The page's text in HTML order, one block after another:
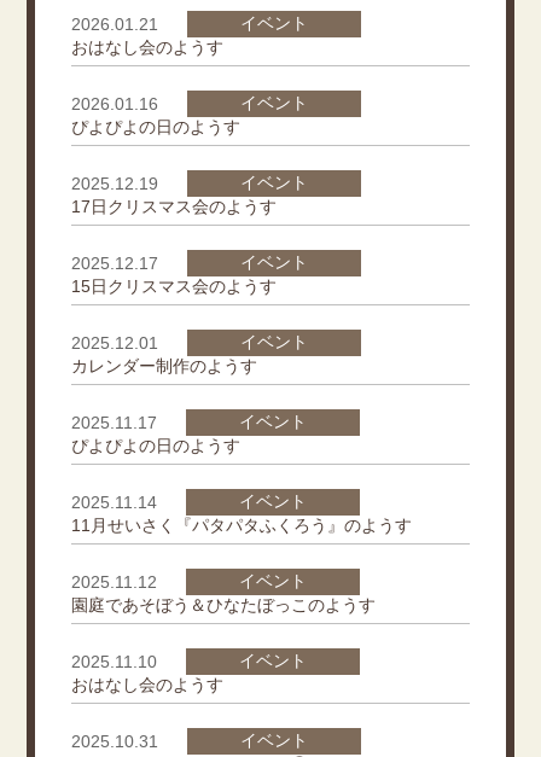
2026.01.21
イベント
おはなし会のようす
2026.01.16
イベント
ぴよぴよの日のようす
2025.12.19
イベント
17日クリスマス会のようす
2025.12.17
イベント
15日クリスマス会のようす
2025.12.01
イベント
カレンダー制作のようす
2025.11.17
イベント
ぴよぴよの日のようす
2025.11.14
イベント
11月せいさく『パタパタふくろう』のようす
2025.11.12
イベント
園庭であそぼう＆ひなたぼっこのようす
2025.11.10
イベント
おはなし会のようす
2025.10.31
イベント